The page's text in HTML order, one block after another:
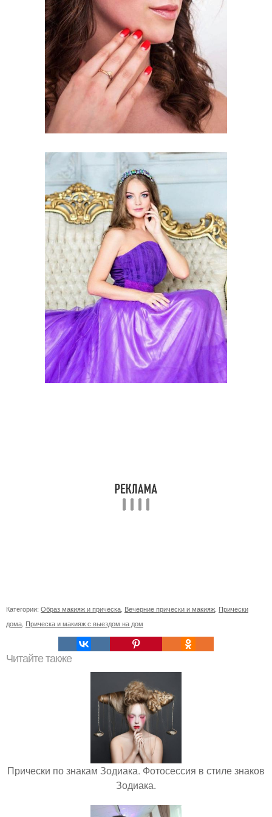
Категории: Образ макияж и прическа Вечерние прически и макияж Прически
дома Прическа и макияж с выездом на дом
Читайте также
Прически по знакам Зодиака. Фотосессия в стиле знаков
Зодиака.